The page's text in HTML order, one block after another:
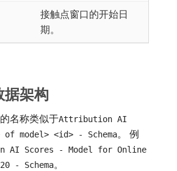
接触点窗口的开始日
期。
据架构
名称类似于Attribution AI
of model> <id> - Schema。 例
AI Scores - Model for Online
- Schema。